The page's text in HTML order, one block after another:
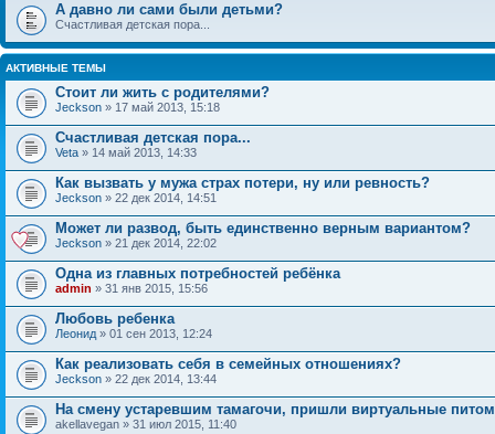
А давно ли сами были детьми?
Счастливая детская пора...
АКТИВНЫЕ ТЕМЫ
Стоит ли жить с родителями?
Jeckson » 17 май 2013, 15:18
Счастливая детская пора...
Veta » 14 май 2013, 14:33
Как вызвать у мужа страх потери, ну или ревность?
Jeckson » 22 дек 2014, 14:51
Может ли развод, быть единственно верным вариантом?
Jeckson » 21 дек 2014, 22:02
Одна из главных потребностей ребёнка
admin » 31 янв 2015, 15:56
Любовь ребенка
Леонид » 01 сен 2013, 12:24
Как реализовать себя в семейных отношениях?
Jeckson » 22 дек 2014, 13:44
На смену устаревшим тамагочи, пришли виртуальные
akellavegan » 31 июл 2015, 11:40